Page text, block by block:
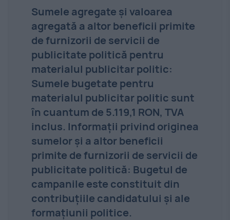
Sumele agregate şi valoarea
agregată a altor beneficii primite
de furnizorii de servicii de
publicitate politică pentru
materialul publicitar politic:
Sumele bugetate pentru
materialul publicitar politic sunt
în cuantum de 5.119,1 RON, TVA
inclus. Informaţii privind originea
sumelor şi a altor beneficii
primite de furnizorii de servicii de
publicitate politică: Bugetul de
campanile este constituit din
contribuțiile candidatului și ale
formațiunii politice.